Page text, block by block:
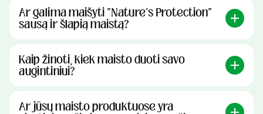
Ar galima maišyti "Nature's Protection"
sausą ir šlapią maistą?
Kaip žinoti, kiek maisto duoti savo
augintiniui?
Ar jūsų maisto produktuose yra